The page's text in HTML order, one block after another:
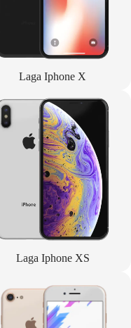
Laga Iphone X
Laga Iphone XS